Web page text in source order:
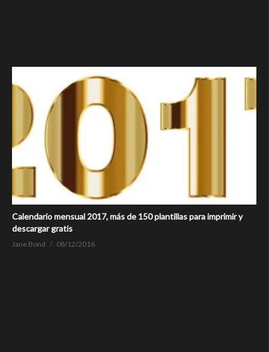
Calendario mensual 2017, más de 150 plantillas para imprimir y
descargar gratis
Jane Bond 08/12/2016